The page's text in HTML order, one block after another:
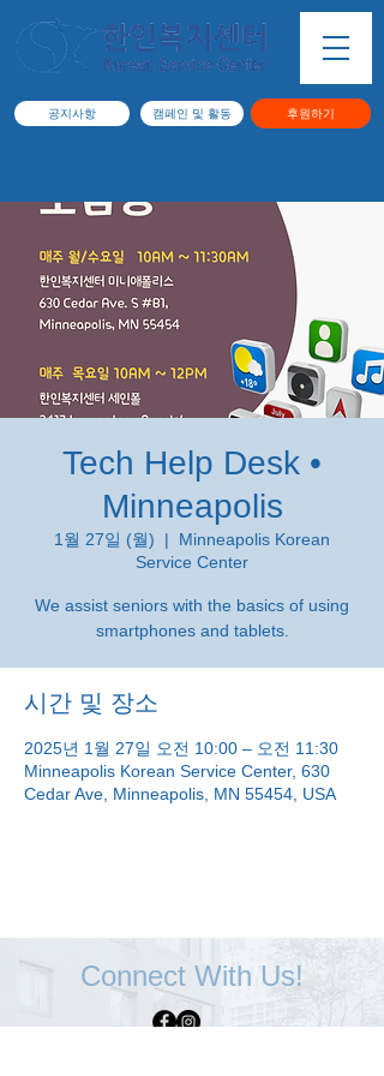
공지사항 캠페인 및 활동 후원하기
Tech Help Desk •
Minneapolis
1월 27일 (월)
  |
Minneapolis Korean
Service Center
We assist seniors with the basics of using
smartphones and tablets.
시간 및 장소
2025년 1월 27일 오전 10:00 – 오전 11:30
Minneapolis Korean Service Center, 630
Cedar Ave, Minneapolis, MN 55454, USA
Connect With Us!